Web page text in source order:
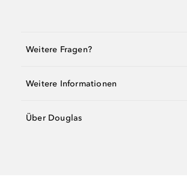
Weitere Fragen?
Weitere Informationen
Über Douglas